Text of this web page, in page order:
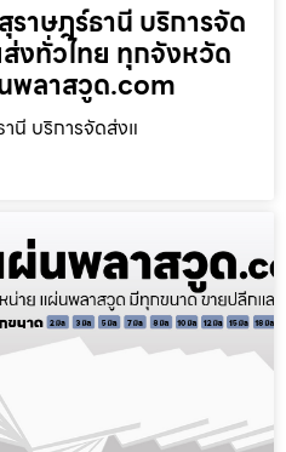
าษฎร์ธานี บริการจัด
งทั่วไทย ทุกจังหวัด
พลาสวูด.com
นี บริการจัดส่งแ